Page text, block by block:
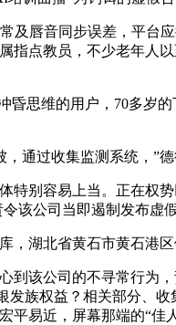
音同步误差，平台
点教员，不少老年人
思维的用户，70多岁
过收集监测系统，”
容易上当。正在权
该公司当即遏制发布虚
北省黄石市黄石港区
该公司的不寻常行为
族权益？相关部分、
易近，屏幕那端的“